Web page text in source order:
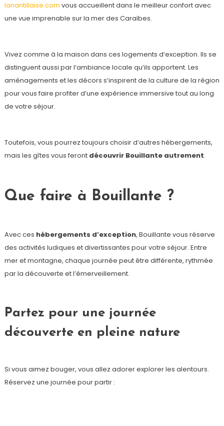
lanantillaise.com vous accueillent dans le meilleur confort avec
une vue imprenable sur la mer des Caraïbes.
Vivez comme à la maison dans ces logements d’exception. Ils se
distinguent aussi par l’ambiance locale qu’ils apportent. Les
aménagements et les décors s’inspirent de la culture de la région
pour vous faire profiter d’une expérience immersive tout au long
de votre séjour.
Toutefois, vous pourrez toujours choisir d’autres hébergements,
mais les gîtes vous feront découvrir Bouillante autrement.
Que faire à Bouillante ?
Avec ces hébergements d’exception, Bouillante vous réserve
des activités ludiques et divertissantes pour votre séjour. Entre
mer et montagne, chaque journée peut être différente, rythmée
par la découverte et l’émerveillement.
Partez pour une journée
découverte en pleine nature
Si vous aimez bouger, vous allez adorer explorer les alentours.
Réservez une journée pour partir :